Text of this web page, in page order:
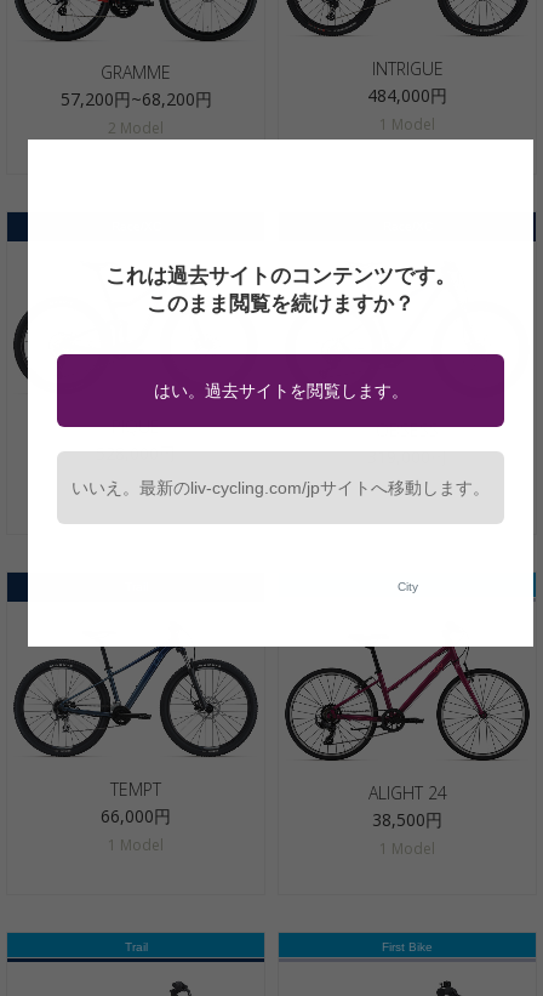
GRAMME
57,200円~68,200円
2 Model
INTRIGUE
484,000円
1 Model
PIQUE
528,000円
1 Model
OBSESS
319,000円
1 Model
TEMPT
66,000円
1 Model
City
ALIGHT 24
38,500円
1 Model
Trail First Bike
これは過去サイトのコンテンツです。
このまま閲覧を続けますか？
はい。過去サイトを閲覧します。
いいえ。最新のliv-cycling.com/jpサイトへ移動します。